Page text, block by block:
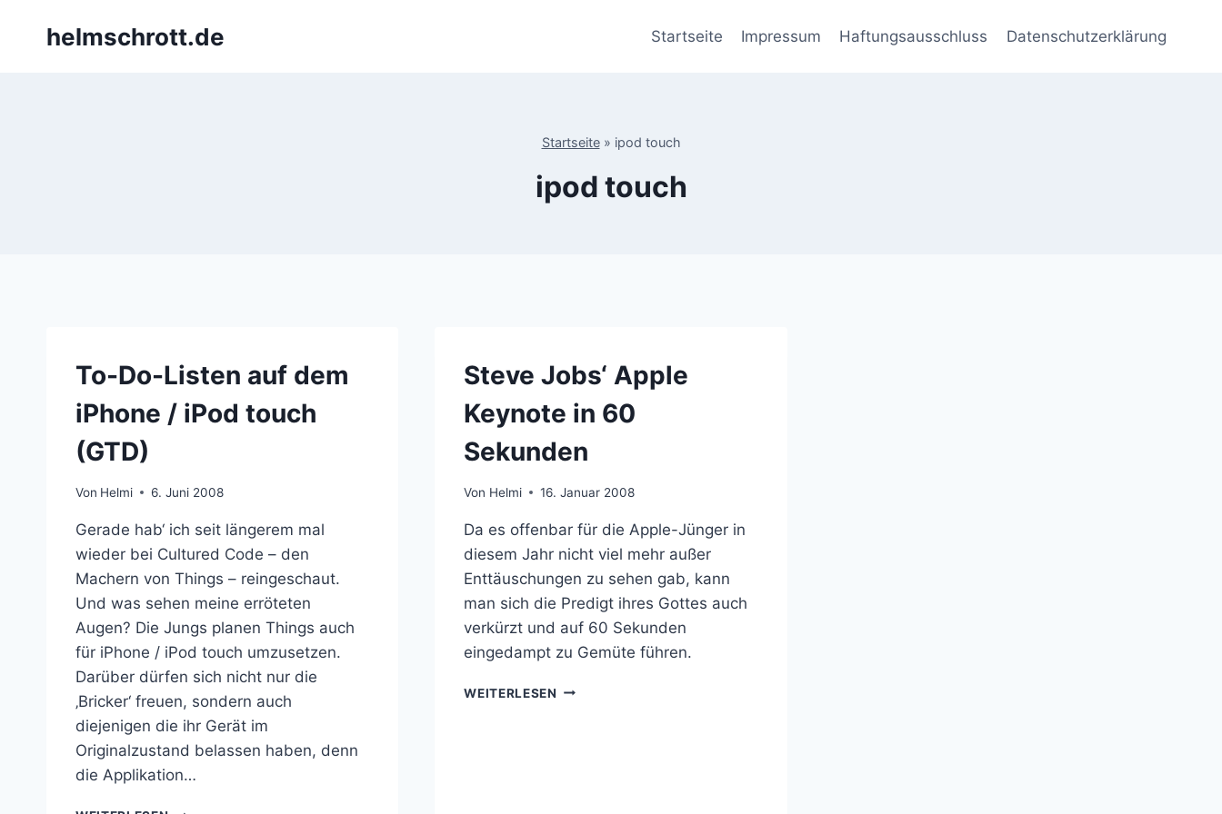
helmschrott.de Startseite Impressum Haftungsausschluss Datenschutzerklärung
Startseite» ipod touch
ipod touch
To-Do-Listen auf dem
iPhone / iPod touch
(GTD)
Von Helmi 6. Juni 2008
Gerade hab‘ ich seit längerem mal
wieder bei Cultured Code – den
Machern von Things – reingeschaut.
Und was sehen meine erröteten
Augen? Die Jungs planen Things auch
für iPhone / iPod touch umzusetzen.
Darüber dürfen sich nicht nur die
‚Bricker‘ freuen, sondern auch
diejenigen die ihr Gerät im
Originalzustand belassen haben, denn
die Applikation…
TO-
Steve Jobs‘ Apple
Keynote in 60
Sekunden
Von Helmi 16. Januar 2008
Da es offenbar für die Apple-Jünger in
diesem Jahr nicht viel mehr außer
Enttäuschungen zu sehen gab, kann
man sich die Predigt ihres Gottes auch
verkürzt und auf 60 Sekunden
eingedampt zu Gemüte führen.
WEITERLESEN STEVE